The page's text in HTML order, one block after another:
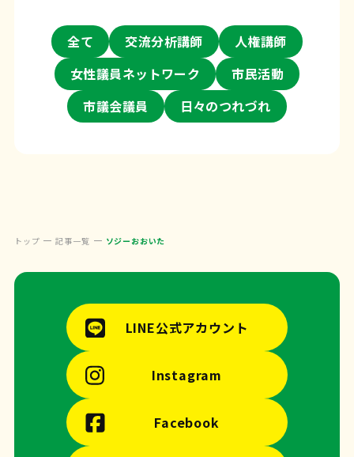
全て 交流分析講師
人権講師
女性議員ネットワーク
市民活動
市議会議員
日々のつれづれ
トップ 記事一覧 ソジーおおいた
LINE公式アカウント
Instagram
Facebook